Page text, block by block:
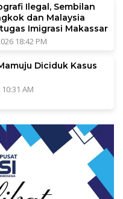
Ilegal, Sembilan
dan Malaysia
Imigrasi Makassar
18:42 PM
Diciduk Kasus
AM